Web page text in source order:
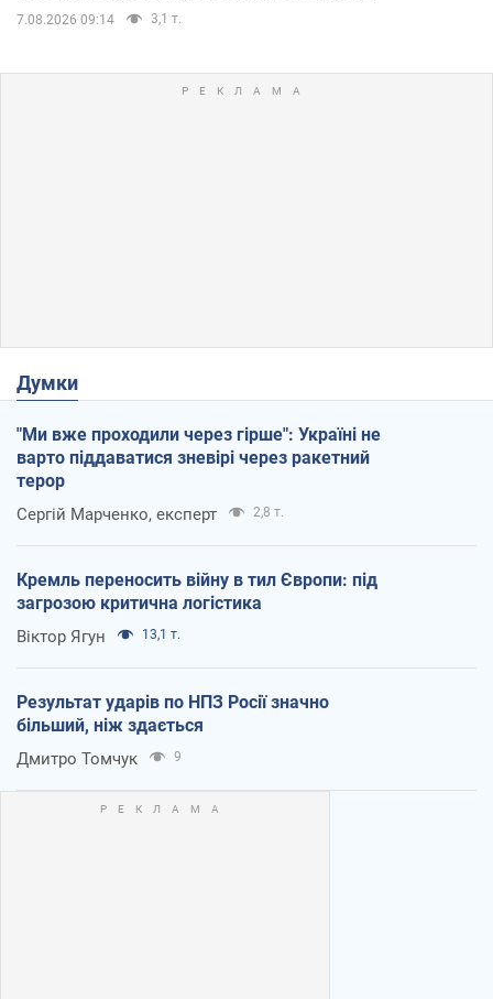
7.08.2026 09:14 3,1 т.
Думки
"Ми вже проходили через гірше": Україні не
варто піддаватися зневірі через ракетний
терор
Сергій Марченко, експерт 2,8 т.
Кремль переносить війну в тил Європи: під
загрозою критична логістика
Віктор Ягун 13,1 т.
Результат ударів по НПЗ Росії значно
більший, ніж здається
Дмитро Томчук 9